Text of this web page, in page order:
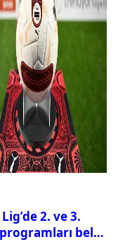
2. ve 3.
belli